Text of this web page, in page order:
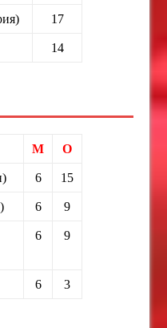
17
14
М О
6 15
6 9
6 9
6 3